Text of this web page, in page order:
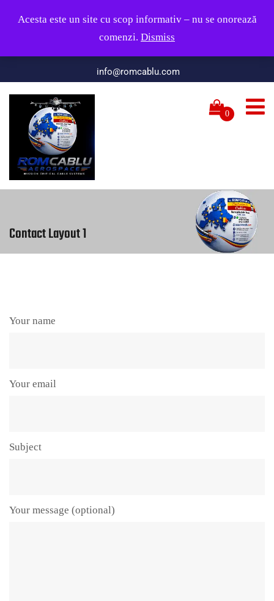
zilele lucrătoare, între orele 09:00 și 17:00.
info@romcablu.com
0
Contact Layout 1
Your name
Your email
Subject
Your message (optional)
Acesta este un site cu scop informativ – nu se onorează
comenzi. Dismiss